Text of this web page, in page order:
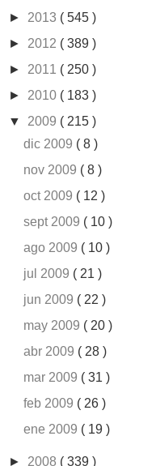
► 2013 ( 545 )
► 2012 ( 389 )
► 2011 ( 250 )
► 2010 ( 183 )
▼ 2009 ( 215 )
dic 2009 ( 8 )
nov 2009 ( 8 )
oct 2009 ( 12 )
sept 2009 ( 10 )
ago 2009 ( 10 )
jul 2009 ( 21 )
jun 2009 ( 22 )
may 2009 ( 20 )
abr 2009 ( 28 )
mar 2009 ( 31 )
feb 2009 ( 26 )
ene 2009 ( 19 )
► 2008 ( 339 )